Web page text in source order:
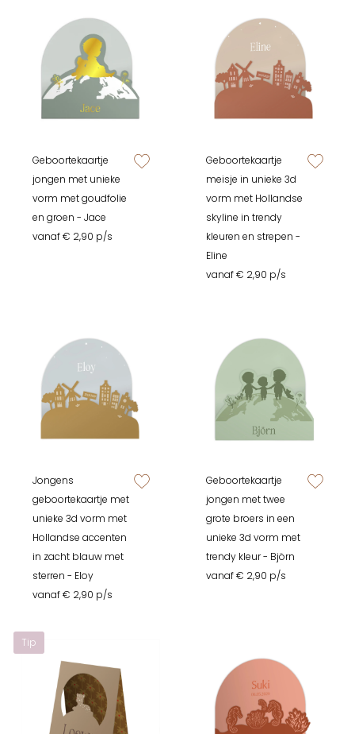
Geboortekaartje
jongen met unieke
vorm met goudfolie
en groen - Jace
vanaf € 2,90 p/s
zet op verlanglijstje
Geboortekaartje
meisje in unieke 3d
vorm met Hollandse
skyline in trendy
kleuren en strepen -
Eline
vanaf € 2,90 p/s
Jongens
geboortekaartje met
unieke 3d vorm met
Hollandse accenten
in zacht blauw met
sterren - Eloy
vanaf € 2,90 p/s
zet op verlanglijstje
Geboortekaartje
jongen met twee
grote broers in een
unieke 3d vorm met
trendy kleur - Björn
vanaf € 2,90 p/s
Tip